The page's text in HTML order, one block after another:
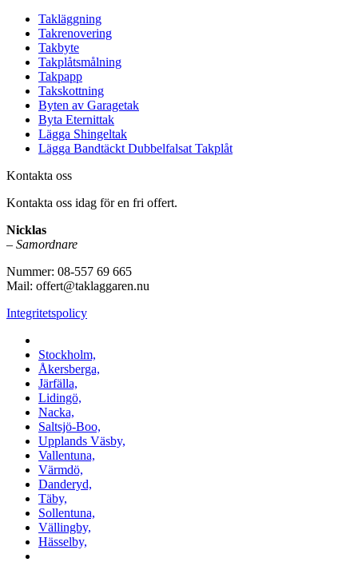
Takläggning
Takrenovering
Takbyte
Takplåtsmålning
Takpapp
Takskottning
Byten av Garagetak
Byta Eternittak
Lägga Shingeltak
Lägga Bandtäckt Dubbelfalsat Takplåt
Kontakta oss
Kontakta oss idag för en fri offert.
Nicklas
– Samordnare
Nummer: 08-557 69 665
Mail: offert@taklaggaren.nu
Integritetspolicy
Stockholm,
Åkersberga,
Järfälla,
Lidingö,
Nacka,
Saltsjö-Boo,
Upplands Väsby,
Vallentuna,
Värmdö,
Danderyd,
Täby,
Sollentuna,
Vällingby,
Hässelby,